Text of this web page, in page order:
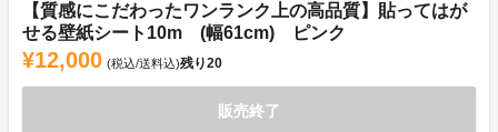
【質感にこだわったワンランク上の高品質】貼ってはが
せる壁紙シート10m (幅61cm) ピンク
¥12,000 (税込/送料込)残り20
販売終了